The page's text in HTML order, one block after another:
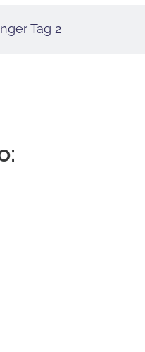
Tag 2